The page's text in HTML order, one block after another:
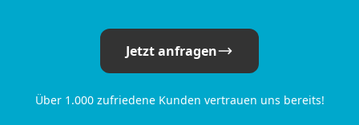
Jetzt anfragen
Über 1.000 zufriedene Kunden vertrauen uns bereits!